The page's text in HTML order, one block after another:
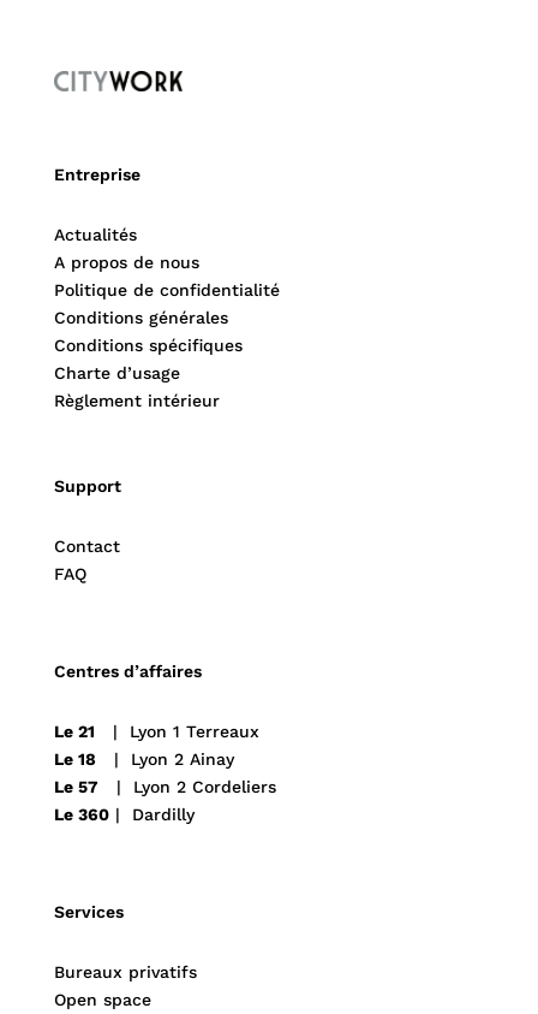
Entreprise
Actualités
A propos de nous
Politique de confidentialité
Conditions générales
Conditions spécifiques
Charte d’usage
Règlement intérieur
Support
Contact
FAQ
Centres d’affaires
Le 21 | Lyon 1 Terreaux
Le 18| Lyon 2 Ainay
Le 57 | Lyon 2 Cordeliers
Le 360| Dardilly
Services
Bureaux privatifs
Open space